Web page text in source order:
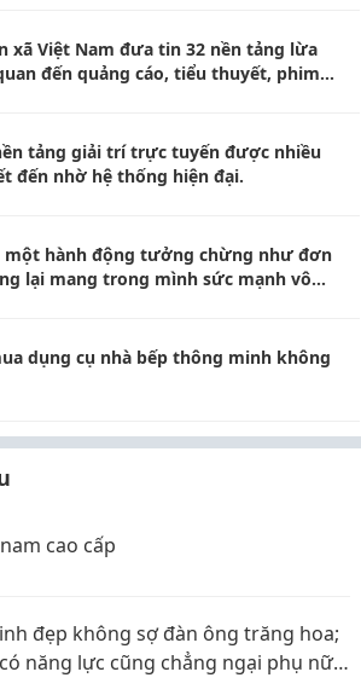
xã Việt Nam đưa tin 32 nền tảng lừa
đến quảng cáo, tiểu thuyết, phim
tảng giải trí trực tuyến được nhiều
đến nhờ hệ thống hiện đại.
một hành động tưởng chừng như đơn
lại mang trong mình sức mạnh vô
dụng cụ nhà bếp thông minh không
cao cấp
đẹp không sợ đàn ông trăng hoa;
năng lực cũng chẳng ngại phụ nữ